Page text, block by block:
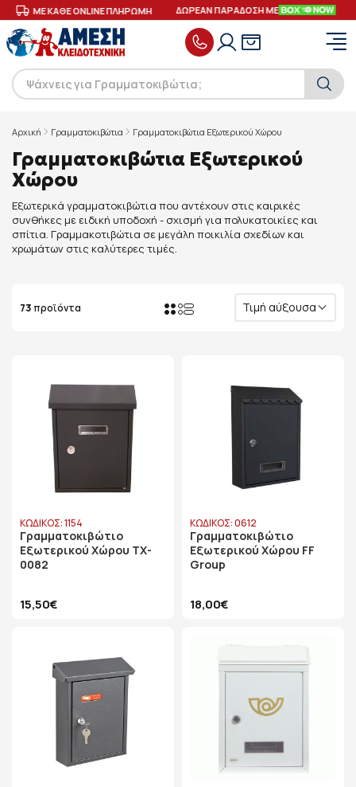
ΚΑΘΕ ONLINE ΠΛΗΡΩΜΗ ΔΩΡΕΑΝ ΠΑΡΑΔΟΣΗ ΜΕ
Αρχική Γραμματοκιβώτια Γραμματοκιβώτια Εξωτερικού Χώρου
Γραμματοκιβώτια Εξωτερικού
Χώρου
Εξωτερικά γραμματοκιβώτια που αντέχουν στις καιρικές
συνθήκες με ειδική υποδοχή - σχισμή για πολυκατοικίες και
σπίτια. Γραμμακοτιβώτια σε μεγάλη ποικιλία σχεδίων και
χρωμάτων στις καλύτερες τιμές.
73 προϊόντα Τιμή αύξουσα
ΚΩΔΙΚΟΣ: 1154
Γραμματοκιβώτιο
Εξωτερικού Χώρου TX-
0082
15,50€
ΚΩΔΙΚΟΣ: 0612
Γραμματοκιβώτιο
Εξωτερικού Χώρου FF
Group
18,00€